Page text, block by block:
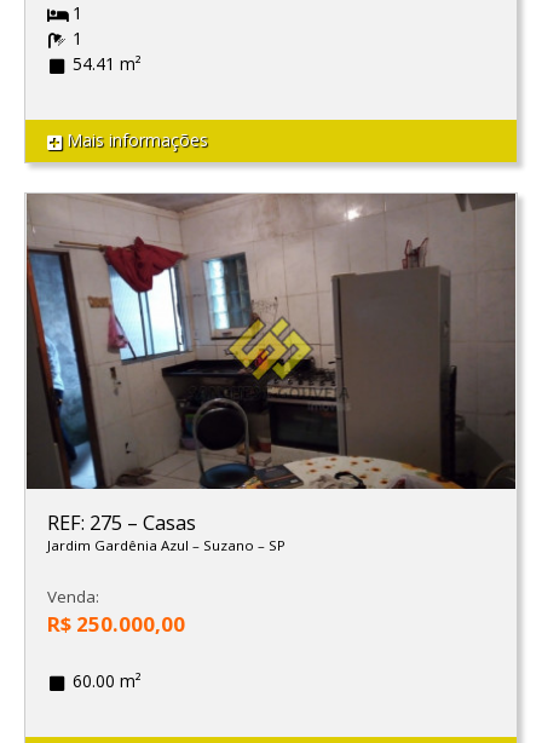
1
1
54.41 m²
Mais informações
REF: 275 – Casas
Jardim Gardênia Azul – Suzano – SP
Venda:
R$ 250.000,00
60.00 m²